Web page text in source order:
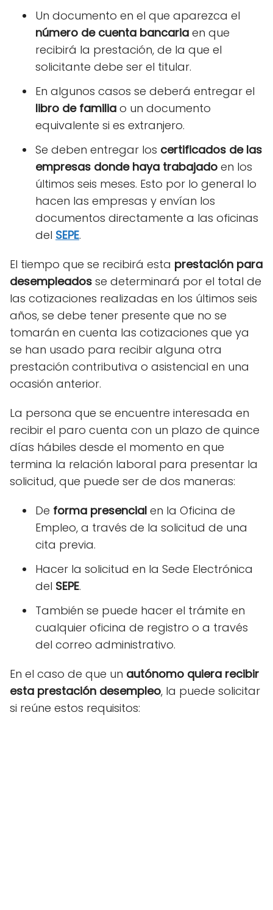
Un documento en el que aparezca el
número de cuenta bancaria en que
recibirá la prestación, de la que el
solicitante debe ser el titular.
En algunos casos se deberá entregar el
libro de familia o un documento
equivalente si es extranjero.
Se deben entregar los certificados de las
empresas donde haya trabajado en los
últimos seis meses. Esto por lo general lo
hacen las empresas y envían los
documentos directamente a las oficinas
del SEPE.
El tiempo que se recibirá esta prestación para
desempleados se determinará por el total de
las cotizaciones realizadas en los últimos seis
años, se debe tener presente que no se
tomarán en cuenta las cotizaciones que ya
se han usado para recibir alguna otra
prestación contributiva o asistencial en una
ocasión anterior.
La persona que se encuentre interesada en
recibir el paro cuenta con un plazo de quince
días hábiles desde el momento en que
termina la relación laboral para presentar la
solicitud, que puede ser de dos maneras:
De forma presencial en la Oficina de
Empleo, a través de la solicitud de una
cita previa.
Hacer la solicitud en la Sede Electrónica
del SEPE.
También se puede hacer el trámite en
cualquier oficina de registro o a través
del correo administrativo.
En el caso de que un autónomo quiera recibir
esta prestación desempleo, la puede solicitar
si reúne estos requisitos: